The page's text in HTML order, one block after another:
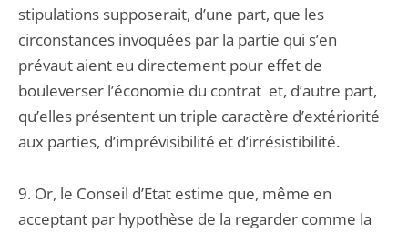
stipulations supposerait, d’une part, que les
circonstances invoquées par la partie qui s’en
prévaut aient eu directement pour effet de
bouleverser l’économie du contrat et, d’autre part,
qu’elles présentent un triple caractère d’extériorité
aux parties, d’imprévisibilité et d’irrésistibilité.
9. Or, le Conseil d’Etat estime que, même en
acceptant par hypothèse de la regarder comme la